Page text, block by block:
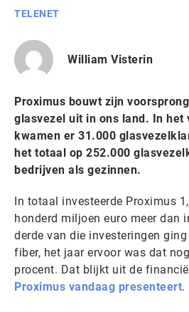
TELENET
William Visterin
Proximus bouwt zijn
glasvezel uit in ons land. In het
kwamen er 31.000
het totaal op 252.000
bedrijven als gezinnen.
In totaal investeerde Proximus
honderd miljoen euro meer dan
derde van die investeringen
fiber, het jaar ervoor was dat
procent. Dat blijkt uit de
Proximus vandaag presenteert.